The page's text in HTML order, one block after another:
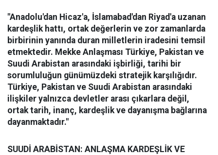
"Anadolu'dan Hicaz'a, İslamabad'dan Riyad'a uzanan
kardeşlik hattı, ortak değerlerin ve zor zamanlarda
birbirinin yanında duran milletlerin iradesini temsil
etmektedir. Mekke Anlaşması Türkiye, Pakistan ve
Suudi Arabistan arasındaki işbirliği, tarihi bir
sorumluluğun günümüzdeki stratejik karşılığıdır.
Türkiye, Pakistan ve Suudi Arabistan arasındaki
ilişkiler yalnızca devletler arası çıkarlara değil,
ortak tarih, inanç, kardeşlik ve dayanışma bağlarına
dayanmaktadır."
SUUDİ ARABİSTAN: ANLAŞMA KARDEŞLİK VE